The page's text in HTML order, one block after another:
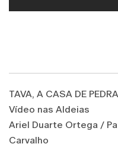
TAVA, A CASA DE PEDRA
Vídeo nas Aldeias
Ariel Duarte Ortega /
Carvalho